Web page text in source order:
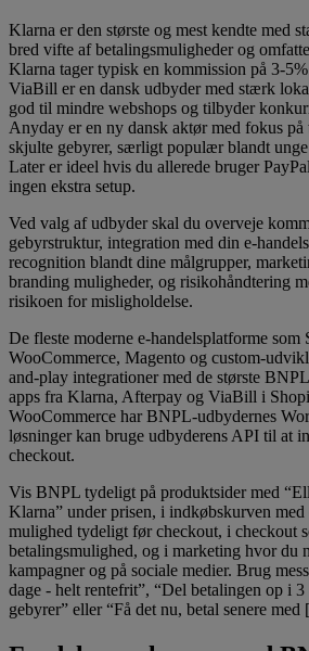
Klarna er den største og mest kendte med
bred vifte af betalingsmuligheder og
Klarna tager typisk en kommission på 3-
ViaBill er en dansk udbyder med stærk
god til mindre webshops og tilbyder
Anyday er en ny dansk aktør med fokus på
skjulte gebyrer, særligt populær blandt
Later er ideel hvis du allerede bruger
ingen ekstra setup.
Ved valg af udbyder skal du overveje
gebyrstruktur, integration med din e-
recognition blandt dine målgrupper,
branding muligheder, og risikohåndtering
risikoen for misligholdelse.
De fleste moderne e-handelsplatforme som
WooCommerce, Magento og custom-
and-play integrationer med de største
apps fra Klarna, Afterpay og ViaBill i
WooCommerce har BNPL-udbydernes
løsninger kan bruge udbyderens API til at
checkout.
Vis BNPL tydeligt på produktsider med
Klarna” under prisen, i indkøbskurven
mulighed tydeligt før checkout, i checkout
betalingsmulighed, og i marketing hvor du
kampagner og på sociale medier. Brug
dage - helt rentefrit”, “Del betalingen op i
gebyrer” eller “Få det nu, betal senere